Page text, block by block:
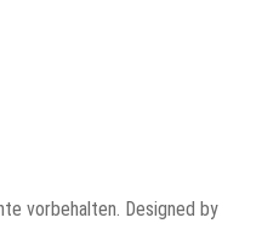
vorbehalten. Designed by